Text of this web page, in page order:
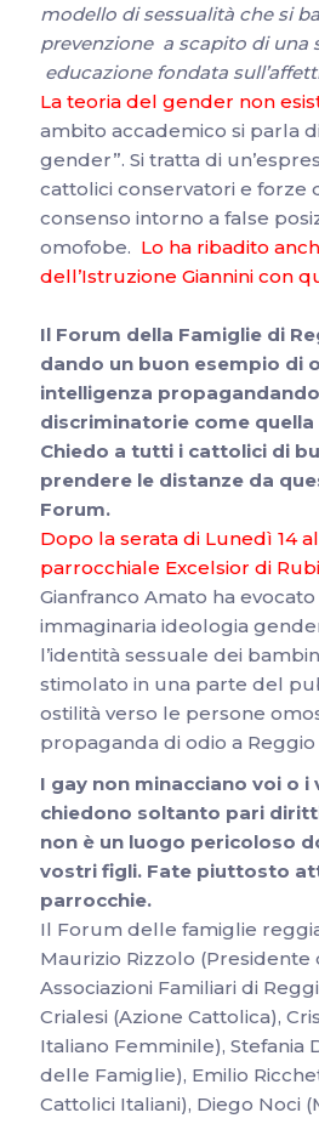
modello di sessualità che si
prevenzione a scapito di una
educazione fondata
La teoria del gender non
ambito accademico si parla
gender”. Si tratta di
cattolici conservatori e forze
consenso intorno a false
omofobe. Lo ha ribadito
dell’Istruzione Giannini con
Il Forum della Famiglie di
dando un buon esempio di
intelligenza
discriminatorie come quella
Chiedo a tutti i cattolici di
prendere le distanze da
Forum.
Dopo la serata di Lunedì 14
parrocchiale Excelsior di
Gianfranco Amato ha
immaginaria ideologia
l’identità sessuale dei
stimolato in una parte del
ostilità verso le persone
propaganda di odio a Reggio
I gaynon minacciano voi o i
chiedono soltanto pari
non è un luogo pericoloso
vostri figli. Fate piuttosto
parrocchie.
Il Forum delle famiglie
Maurizio Rizzolo
Associazioni Familiari di
Crialesi (Azione Cattolica),
Italiano Femminile), Stefania
delle Famiglie), Emilio
Cattolici Italiani), Diego Noci